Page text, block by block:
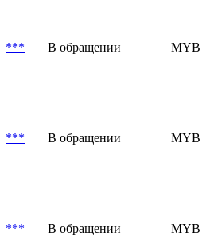
*** В обращении
*** В обращении
*** В обращении